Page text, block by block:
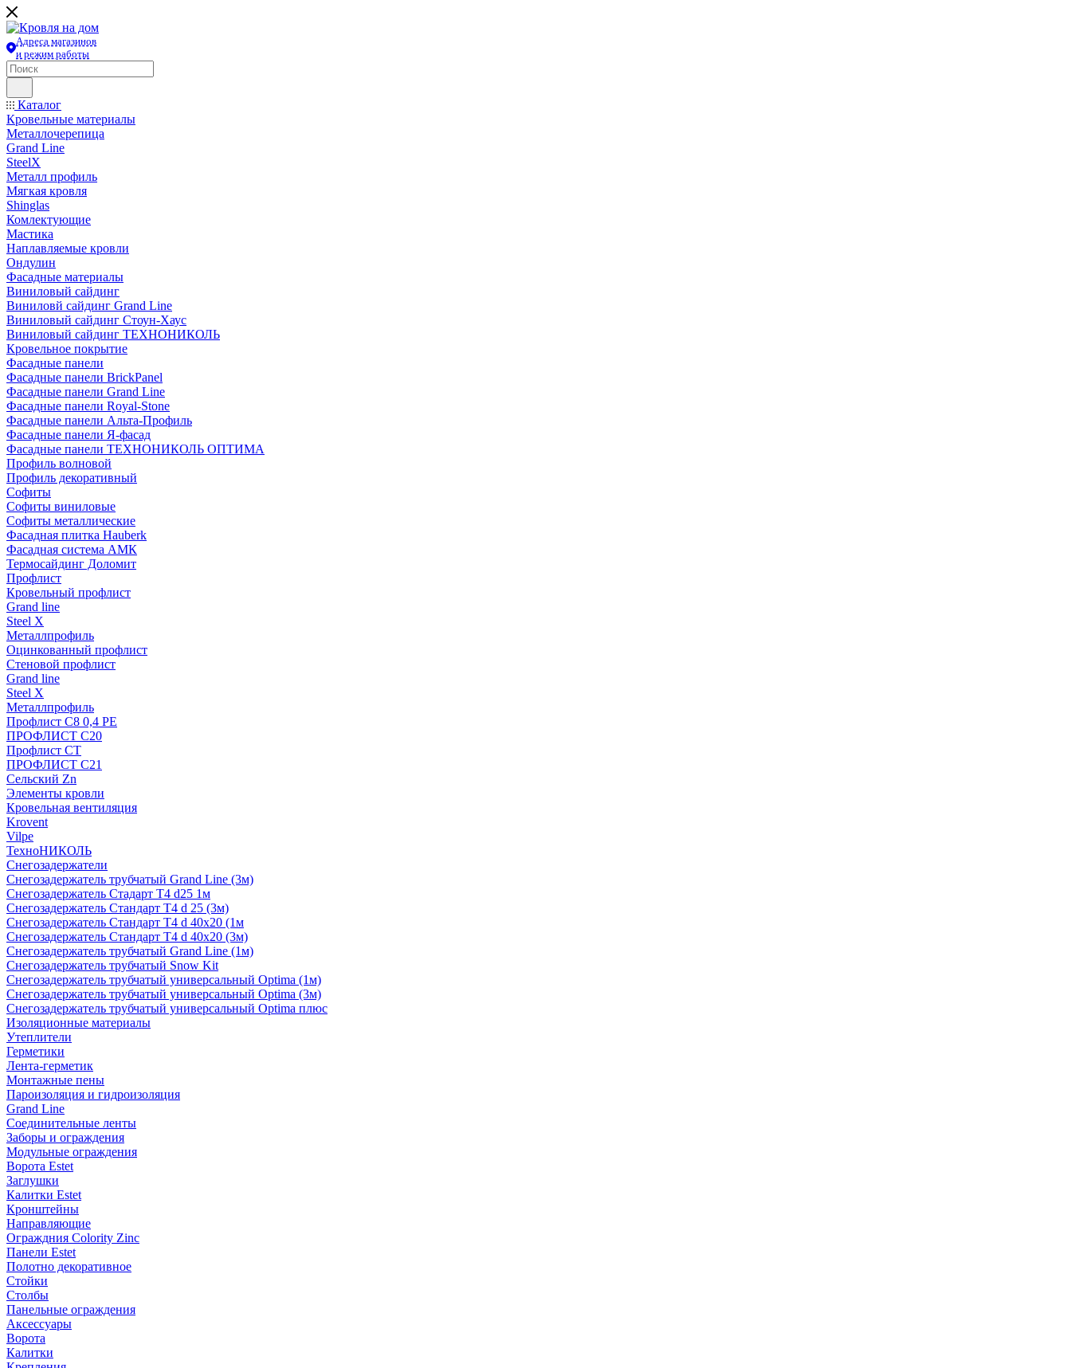
Адреса магазинов
и режим работы
Каталог
Кровельные материалы
Металлочерепица
Grand Line
SteelX
Металл профиль
Мягкая кровля
Shinglas
Комлектующие
Мастика
Наплавляемые кровли
Ондулин
Фасадные материалы
Виниловый сайдинг
Виниловй сайдинг Grand Line
Виниловый сайдинг Стоун-Хаус
Виниловый сайдинг ТЕХНОНИКОЛЬ
Кровельное покрытие
Фасадные панели
Фасадные панели BrickPanel
Фасадные панели Grand Line
Фасадные панели Royal-Stone
Фасадные панели Альта-Профиль
Фасадные панели Я-фасад
Фасадные панели ТЕХНОНИКОЛЬ ОПТИМА
Профиль волновой
Профиль декоративный
Софиты
Софиты виниловые
Софиты металлические
Фасадная плитка Hauberk
Фасадная система АМК
Термосайдинг Доломит
Профлист
Кровельный профлист
Grand line
Steel X
Металлпрофиль
Оцинкованный профлист
Стеновой профлист
Grand line
Steel X
Металлпрофиль
Профлист С8 0,4 РЕ
ПРОФЛИСТ С20
Профлист СТ
ПРОФЛИСТ С21
Сельский Zn
Элементы кровли
Кровельная вентиляция
Krovent
Vilpe
ТехноНИКОЛЬ
Снегозадержатели
Снегозадержатель трубчатый Grand Line (3м)
Снегозадержатель Стадарт Т4 d25 1м
Снегозадержатель Стандарт Т4 d 25 (3м)
Снегозадержатель Стандарт Т4 d 40х20 (1м
Снегозадержатель Стандарт Т4 d 40х20 (3м)
Снегозадержатель трубчатый Grand Line (1м)
Снегозадержатель трубчатый Snow Kit
Снегозадержатель трубчатый универсальный Optima (1м)
Снегозадержатель трубчатый универсальный Optima (3м)
Снегозадержатель трубчатый универсальный Optima плюс
Изоляционные материалы
Утеплители
Герметики
Лента-герметик
Монтажные пены
Пароизоляция и гидроизоляция
Grand Line
Соединительные ленты
Заборы и ограждения
Модульные ограждения
Ворота Estet
Заглушки
Калитки Estet
Кронштейны
Направляющие
Ограждния Colority Zinc
Панели Estet
Полотно декоративное
Стойки
Столбы
Панельные ограждения
Аксессуары
Ворота
Калитки